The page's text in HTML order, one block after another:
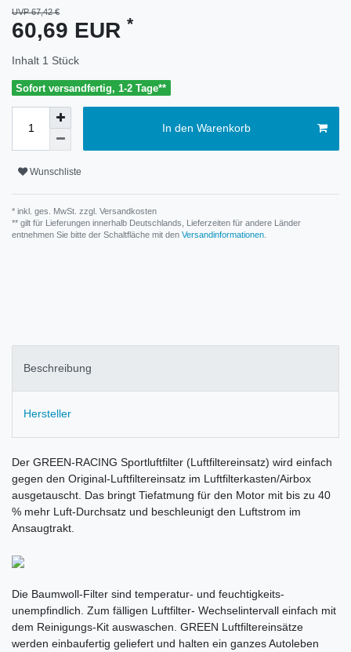
UVP 67,42 €
60,69 EUR *
Inhalt 1 Stück
Sofort versandfertig, 1-2 Tage**
In den Warenkorb
Wunschliste
* inkl. ges. MwSt. zzgl. Versandkosten
** gilt für Lieferungen innerhalb Deutschlands, Lieferzeiten für andere Länder
entnehmen Sie bitte der Schaltfläche mit den Versandinformationen
Beschreibung
Hersteller
Der GREEN-RACING Sportluftfilter (Luftfiltereinsatz) wird einfach
gegen den Original-Luftfiltereinsatz im Luftfilterkasten/Airbox
ausgetauscht. Das bringt Tiefatmung für den Motor mit bis zu 40
% mehr Luft-Durchsatz und beschleunigt den Luftstrom im
Ansaugtrakt.
Die Baumwoll-Filter sind temperatur- und feuchtigkeits-
unempfindlich. Zum fälligen Luftfilter- Wechselintervall einfach mit
dem Reinigungs-Kit auswaschen. GREEN Luftfiltereinsätze
werden einbaufertig geliefert und halten ein ganzes Autoleben